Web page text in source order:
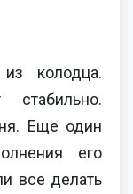
колодца.
стабильно.
Еще один
его
все делать